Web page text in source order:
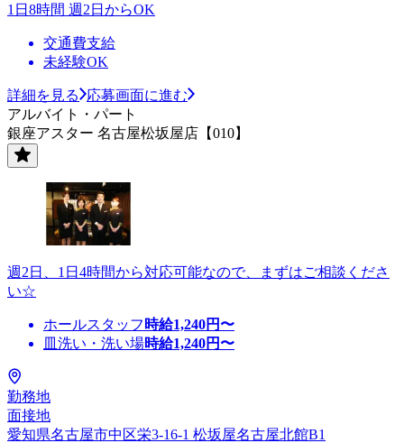
1日8時間 週2日からOK
交通費支給
未経験OK
詳細を見る
応募画面に進む
アルバイト・パート
銀座アスター 名古屋松坂屋店【010】
週2日、1日4時間から対応可能なので、まずはご相談くださ
い☆
ホールスタッフ 時給1,240円〜
皿洗い・洗い場時給1,240円〜
勤務地
面接地
愛知県名古屋市中区栄3-16-1 松坂屋名古屋北館B1